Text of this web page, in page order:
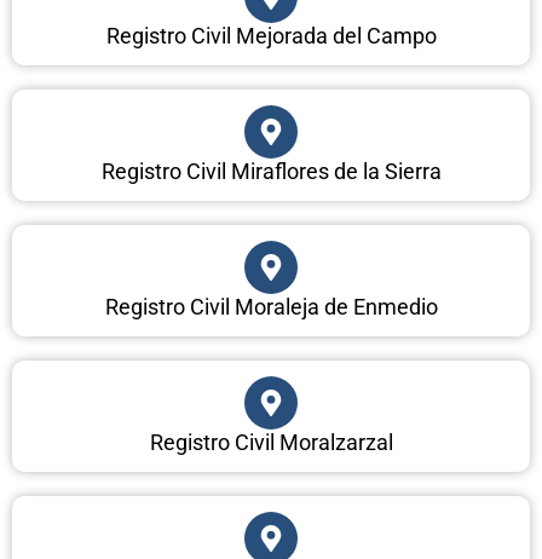
Registro Civil Mejorada del Campo
Registro Civil Miraflores de la Sierra
Registro Civil Moraleja de Enmedio
Registro Civil Moralzarzal